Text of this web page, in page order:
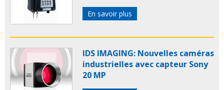
En savoir plus
IDS IMAGING: Nouvelles caméras
industrielles avec capteur Sony
20 MP